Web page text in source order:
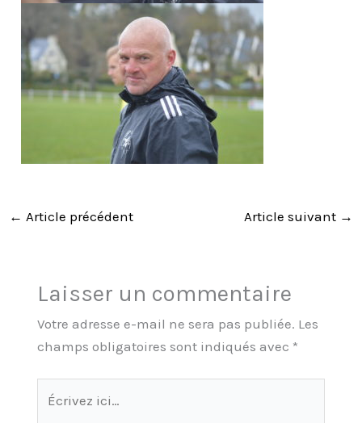
← Article précédent Article suivant →
Laisser un commentaire
Votre adresse e-mail ne sera pas publiée. Les
champs obligatoires sont indiqués avec *